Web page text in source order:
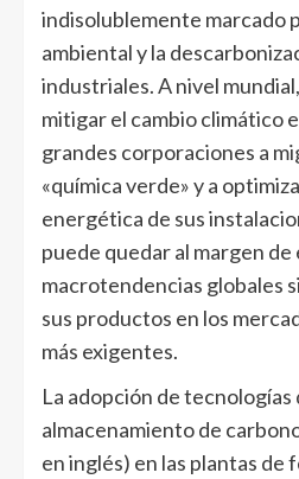
indisolublemente marcado
ambiental y la
industriales. A nivel
mitigar el cambio climático
grandes corporaciones a
«química verde» y a
energética de sus
puede quedar al margen de
macrotendencias globales
sus productos en los
más exigentes.
La adopción de tecnologías
almacenamiento de
en inglés) en las plantas de